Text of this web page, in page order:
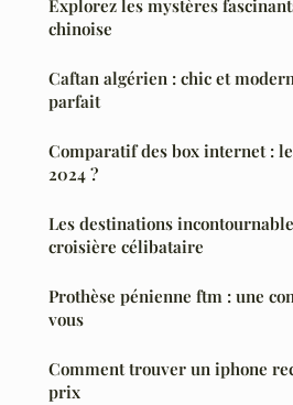
Explorez les mystères
chinoise
Caftan algérien : chic et
parfait
Comparatif des box internet :
2024 ?
Les destinations
croisière célibataire
Prothèse pénienne ftm : une
vous
Comment trouver un iphone
prix